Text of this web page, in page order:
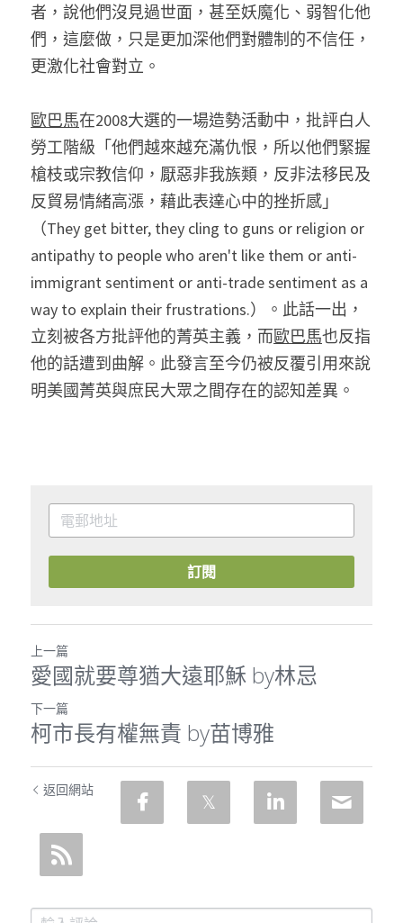
者，說他們沒見過世面，甚至妖魔化、弱智化他
們，這麼做，只是更加深他們對體制的不信任，
更激化社會對立。
歐巴馬在2008大選的一場造勢活動中，批評白人
勞工階級「他們越來越充滿仇恨，所以他們緊握
槍枝或宗教信仰，厭惡非我族類，反非法移民及
反貿易情緒高漲，藉此表達心中的挫折感」
（They get bitter, they cling to guns or religion or
antipathy to people who aren't like them or anti-
immigrant sentiment or anti-trade sentiment as a
way to explain their frustrations.）。此話一出，
立刻被各方批評他的菁英主義，而歐巴馬也反指
他的話遭到曲解。此發言至今仍被反覆引用來說
明美國菁英與庶民大眾之間存在的認知差異。
訂閱
上一篇
愛國就要尊猶大遠耶穌 by林忌
下一篇
柯市長有權無責 by苗博雅
返回網站